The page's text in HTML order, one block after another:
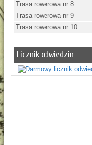
Trasa rowerowa nr 8
Trasa rowerowa nr 9
Trasa rowerowa nr 10
Licznik odwiedzin